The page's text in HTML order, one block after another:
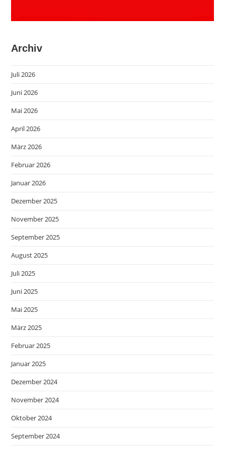
Archiv
Juli 2026
Juni 2026
Mai 2026
April 2026
März 2026
Februar 2026
Januar 2026
Dezember 2025
November 2025
September 2025
August 2025
Juli 2025
Juni 2025
Mai 2025
März 2025
Februar 2025
Januar 2025
Dezember 2024
November 2024
Oktober 2024
September 2024